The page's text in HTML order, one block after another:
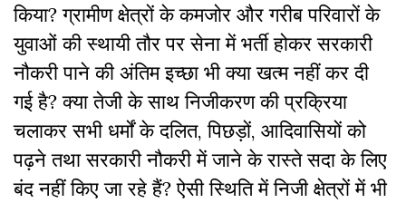
किया?ग्रामीण क्षेत्रों के कमजोर और गरीब परिवारों के
युवाओं की स्थायी तौर पर सेना में भर्ती होकर सरकारी
नौकरी पाने की अंतिम इच्छा भी क्या खत्म नहीं कर दी
गई है?क्या तेजी के साथ निजीकरण की प्रक्रिया
चलाकर सभी धर्मों के दलित,पिछड़ों, आदिवासियों को
पढ़ने तथा सरकारी नौकरी में जाने के रास्ते सदा के लिए
बंद नहीं किए जा रहे हैं?ऐसी स्थिति में निजी क्षेत्रों में भी